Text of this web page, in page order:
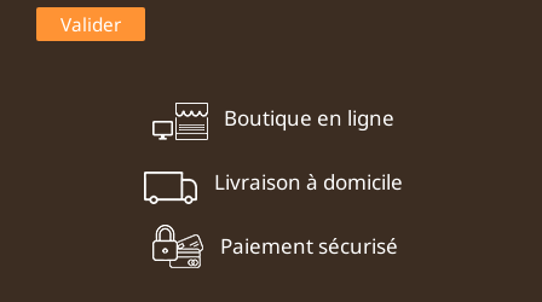
Boutique en ligne
Livraison à domicile
Paiement sécurisé